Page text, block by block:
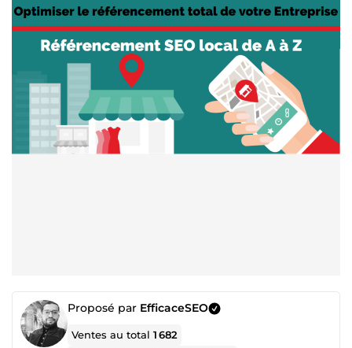
Proposé par EfficaceSEO
Ventes au total1 682